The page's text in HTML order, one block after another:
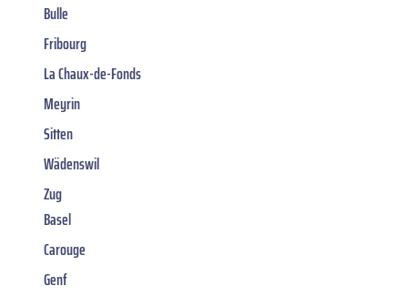
Bulle
Fribourg
La Chaux-de-Fonds
Meyrin
Sitten
Wädenswil
Zug
Basel
Carouge
Genf